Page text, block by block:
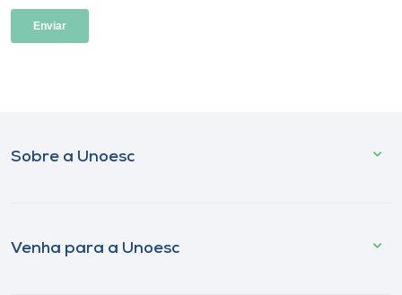
Sobre a Unoesc
Venha para a Unoesc